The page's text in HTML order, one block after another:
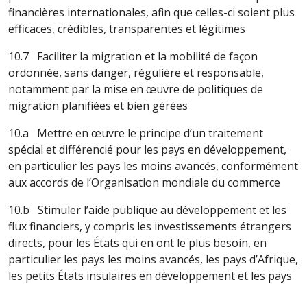
financières internationales, afin que celles-ci soient plus
efficaces, crédibles, transparentes et légitimes
10.7 Faciliter la migration et la mobilité de façon
ordonnée, sans danger, régulière et responsable,
notamment par la mise en œuvre de politiques de
migration planifiées et bien gérées
10.a Mettre en œuvre le principe d’un traitement
spécial et différencié pour les pays en développement,
en particulier les pays les moins avancés, conformément
aux accords de l’Organisation mondiale du commerce
10.b Stimuler l’aide publique au développement et les
flux financiers, y compris les investissements étrangers
directs, pour les États qui en ont le plus besoin, en
particulier les pays les moins avancés, les pays d’Afrique,
les petits États insulaires en développement et les pays